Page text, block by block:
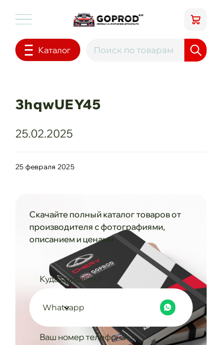
Каталог
3hqwUEY45
25.02.2025
25 февраля 2025
Скачайте полный каталог товаров от
производителя с фотографиями,
описанием и ценами
Куда прислать?
Whatsapp
Ваш номер телефона